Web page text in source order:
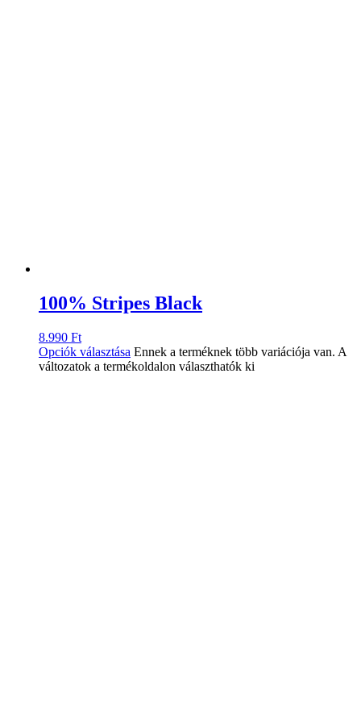
100% Stripes Black
8.990 Ft
Opciók választása Ennek a terméknek több variációja van. A
változatok a termékoldalon választhatók ki